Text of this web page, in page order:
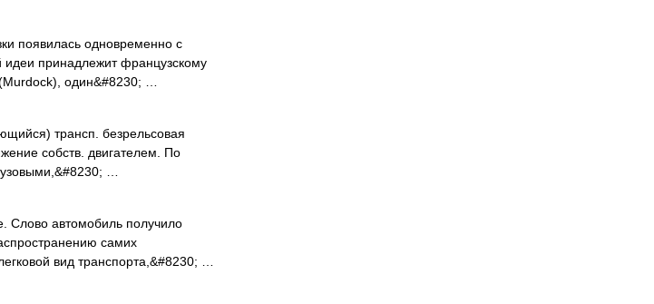
появилась одновременно с
принадлежит французскому
один&#8230; …
трансп. безрельсовая
собств. двигателем. По
…
Слово автомобиль получило
самих
вид транспорта,&#8230; …